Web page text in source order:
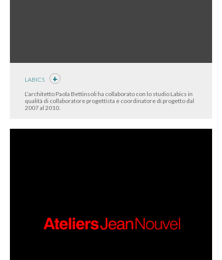
LABICS
L’architetto Paola Bettinsoli ha collaborato con lo studio Labics in
qualità di collaboratore progettista e coordinatore di progetto dal
2007 al 2010.